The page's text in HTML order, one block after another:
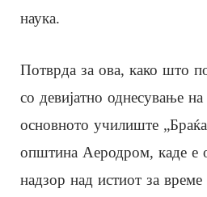
наука.
Потврда за ова, како што
со девијатно однесување
основното училиште
општина Аеродром, каде е
надзор над истиот за време